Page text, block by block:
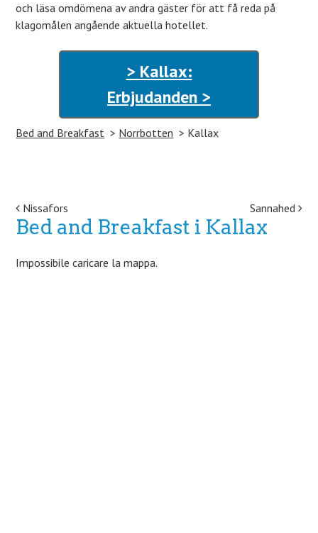
och läsa omdömena av andra gäster för att få reda på
klagomålen angående aktuella hotellet.
> Kallax:
Erbjudanden >
Bed and Breakfast Norrbotten Kallax
Post navigation
Nissafors Sannahed
Bed and Breakfast i Kallax
Impossibile caricare la mappa.